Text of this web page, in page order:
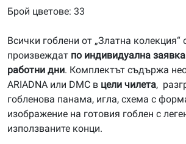
Брой цветове: 33
Всички гоблени от „Златна колекция“
произвеждат по индивидуална
работни дни. Комплектът съдържа
ARIADNA или DMC в цели чилета,
гобленова панама, игла, схема с
изображение на готовия гоблен с
използваните конци.